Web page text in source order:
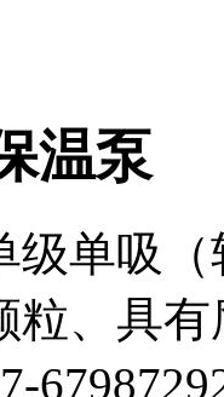
温泵
级单吸
粒、具